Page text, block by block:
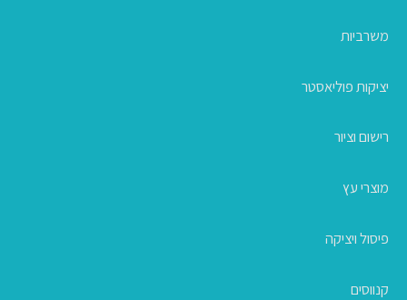
משרביות
יציקות פוליאסטר
רישום וציור
מוצרי עץ
פיסול ויציקה
קנווסים